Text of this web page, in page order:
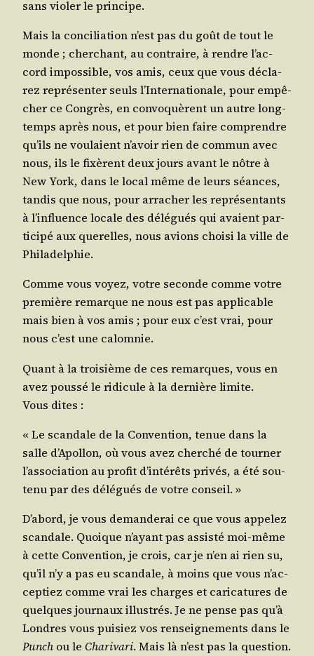
sans vio­ler le principe.
Mais la conci­lia­tion n’est pas du goût de tout le
monde ; cher­chant, au contraire, à rendre l’ac­
cord impos­sible, vos amis, ceux que vous décla­
rez repré­sen­ter seuls l’In­ter­na­tio­nale, pour empê­
cher ce Congrès, en convo­quèrent un autre long­
temps après nous, et pour bien faire com­prendre
qu’ils ne vou­laient n’a­voir rien de com­mun avec
nous, ils le fixèrent deux jours avant le nôtre à
New York, dans le local même de leurs séances,
tan­dis que nous, pour arra­cher les repré­sen­tants
à l’in­fluence locale des délé­gués qui avaient par­
ti­ci­pé aux que­relles, nous avions choi­si la ville de
Philadelphie.
Comme vous voyez, votre seconde comme votre
pre­mière remarque ne nous est pas appli­cable
mais bien à vos amis ; pour eux c’est vrai, pour
nous c’est une calomnie.
Quant à la troi­sième de ces remarques, vous en
avez pous­sé le ridi­cule à la der­nière limite.
Vous dites :
« Le scan­dale de la Conven­tion, tenue dans la
salle d’A­pol­lon, où vous avez cher­ché de tour­ner
l’as­so­cia­tion au pro­fit d’in­té­rêts pri­vés, a été sou­
te­nu par des délé­gués de votre conseil. »
D’a­bord, je vous deman­de­rai ce que vous appe­lez
scan­dale. Quoique n’ayant pas assis­té moi-même
à cette Conven­tion, je crois, car je n’en ai rien su,
qu’il n’y a pas eu scan­dale, à moins que vous n’ac­
cep­tiez comme vrai les charges et cari­ca­tures de
quelques jour­naux illus­trés. Je ne pense pas qu’à
Londres vous pui­siez vos ren­sei­gne­ments dans le
Punch ou le Cha­ri­va­ri. Mais là n’est pas la ques­tion.